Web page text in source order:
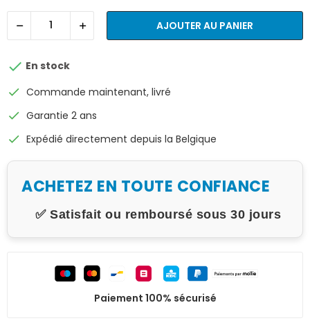
AJOUTER AU PANIER
 En stock
check Commande maintenant, livré
check Garantie 2 ans
check Expédié directement depuis la Belgique
ACHETEZ EN TOUTE CONFIANCE
✅ Satisfait ou remboursé sous 30 jours
Paiement 100% sécurisé